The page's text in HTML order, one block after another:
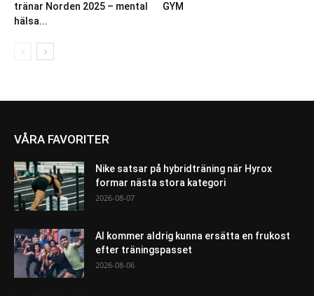
tränar Norden 2025 – mental
hälsa...
GYM
VÅRA FAVORITER
Nike satsar på hybridträning när Hyrox
formar nästa stora kategori
2026-08-07
AI kommer aldrig kunna ersätta en frukost
efter träningspasset
2026-08-06